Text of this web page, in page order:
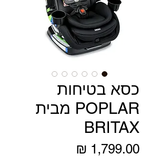
כסא בטיחות
POPLAR מבית
BRITAX